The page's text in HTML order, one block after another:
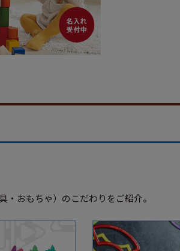
おもちゃ）のこだわりをご紹介。